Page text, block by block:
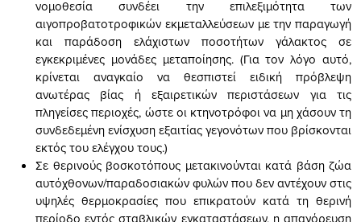
νομοθεσία συνδέει την επιλεξιμότητα των
αιγοπροβατοτροφικών εκμεταλλεύσεων με την παραγωγή
και παράδοση ελάχιστων ποσοτήτων γάλακτος σε
εγκεκριμένες μονάδες μεταποίησης. (Για τον λόγο αυτό,
κρίνεται αναγκαίο να θεσπιστεί ειδική πρόβλεψη
ανωτέρας βίας ή εξαιρετικών περιστάσεων για τις
πληγείσες περιοχές, ώστε οι κτηνοτρόφοι να μη χάσουν τη
συνδεδεμένη ενίσχυση εξαιτίας γεγονότων που βρίσκονται
εκτός του ελέγχου τους.)
Σε θερινούς βοσκοτόπους μετακινούνται κατά βάση ζώα
αυτόχθονων/παραδοσιακών φυλών που δεν αντέχουν στις
υψηλές θερμοκρασίες που επικρατούν κατά τη θερινή
περίοδο εντός σταβλικών εγκαταστάσεων, η απαγόρευση